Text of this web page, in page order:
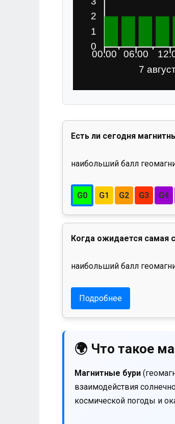
Есть ли сегодня
наибольший балл
G0 G1 G2 G3 G4
Когда ожидается самая
наибольший балл
Подробнее
🌍 Что такое
Магнитные бури
взаимодействия
космической погоды и